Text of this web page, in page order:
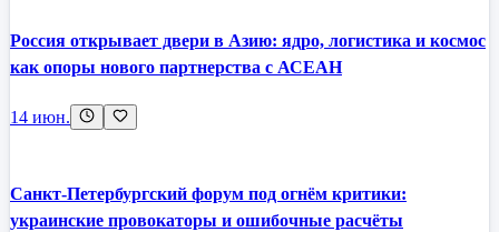
Россия открывает двери в Азию: ядро, логистика и космос
как опоры нового партнерства с АСЕАН
14 июн.
Санкт-Петербургский форум под огнём критики:
украинские провокаторы и ошибочные расчёты